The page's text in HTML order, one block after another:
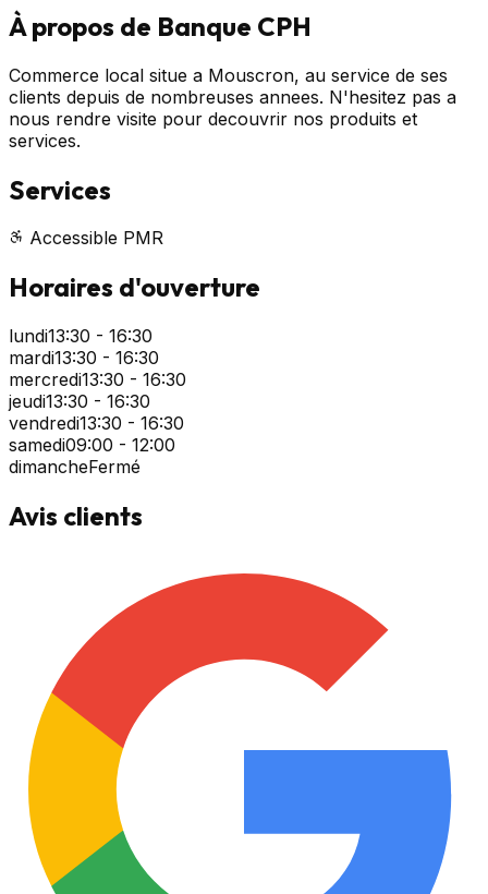
À propos de Banque CPH
Commerce local situe a Mouscron, au service de ses
clients depuis de nombreuses annees. N'hesitez pas a
nous rendre visite pour decouvrir nos produits et
services.
Services
Accessible PMR
Horaires d'ouverture
lundi13:30 - 16:30
mardi13:30 - 16:30
mercredi13:30 - 16:30
jeudi13:30 - 16:30
vendredi13:30 - 16:30
samedi09:00 - 12:00
dimancheFermé
Avis clients